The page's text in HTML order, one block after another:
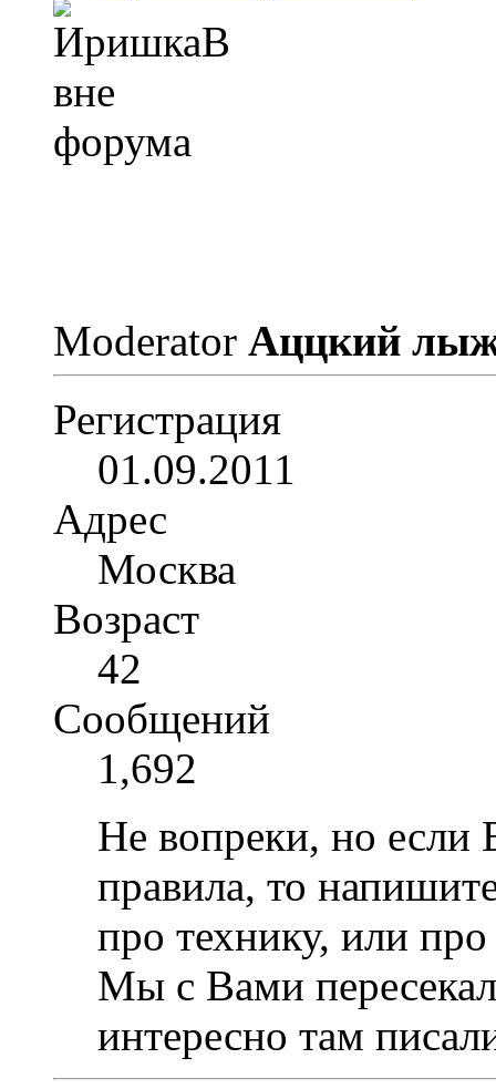
Moderator Аццкий
Регистрация
01.09.2011
Адрес
Москва
Возраст
42
Сообщений
1,692
Не вопреки, но если
правила, то
про технику, или
Мы с Вами
интересно там